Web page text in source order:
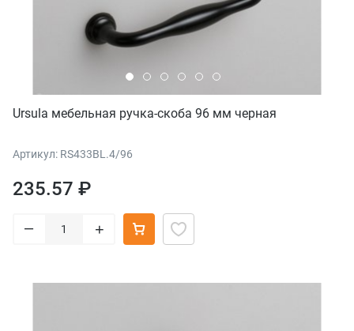
Ursula мебельная ручка-скоба 96 мм черная
Артикул: RS433BL.4/96
235.57 ₽
– +